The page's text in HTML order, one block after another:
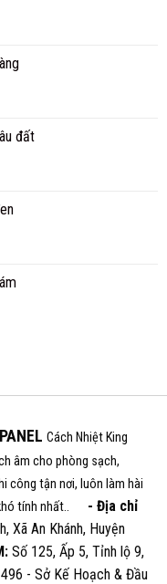
đất
Cách Nhiệt King
âm cho phòng sạch,
công tận nơi, luôn làm hài
tính nhất..
- Địa chỉ
Xã An Khánh, Huyện
Số 125, Ấp 5, Tỉnh lộ 9,
- Sở Kế Hoạch & Đầu